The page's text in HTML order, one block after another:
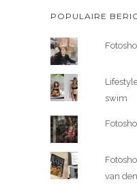
POPULAIRE
swim
van